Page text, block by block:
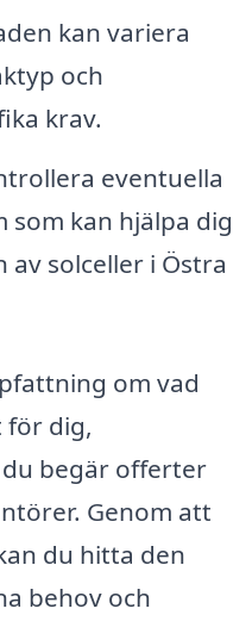
kan variera
och
krav.
eventuella
som kan hjälpa dig
solceller i Östra
om vad
för dig,
begär offerter
Genom att
du hitta den
behov och